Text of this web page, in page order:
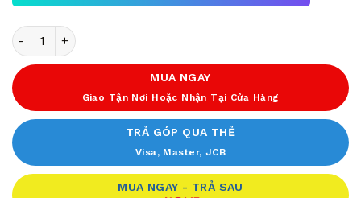
Số lượng
MUA NGAY
Giao Tận Nơi Hoặc Nhận Tại Cửa Hàng
TRẢ GÓP QUA THẺ
Visa, Master, JCB
MUA NGAY - TRẢ SAU